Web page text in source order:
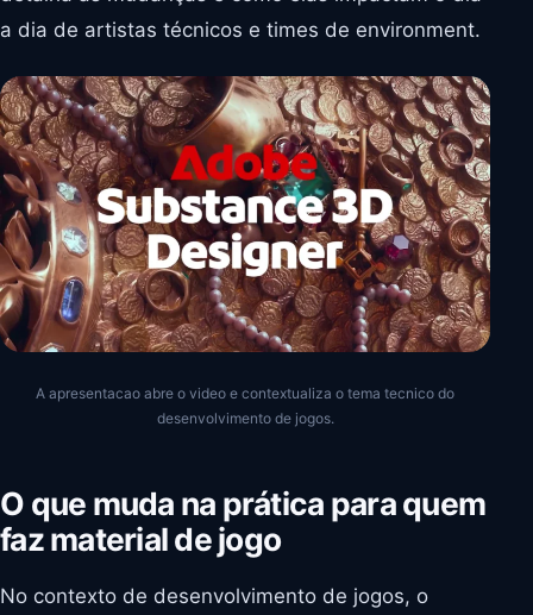
a dia de artistas técnicos e times de environment.
A apresentacao abre o video e contextualiza o tema tecnico do
desenvolvimento de jogos.
O que muda na prática para quem
faz material de jogo
No contexto de desenvolvimento de jogos, o